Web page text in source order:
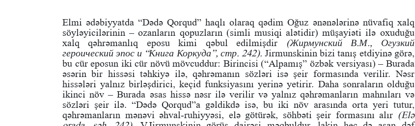
Elmi ədəbiyyatda “Dədə Qorqud” haqlı olaraq qədim Oğuz ənənələrinə nüvafiq xalq
söyləyicilərinin – ozanların qopuzların (simli musiqi alətidir) müşayiəti ilə oxuduğu
xalq qəhrəmanlıq eposu kimi qəbul edilmişdir (Жирмунский В.М., Огузкий
героический эпос и “Книга Коркуда”, стр. 242). Jirmunskinin bizi tanış etdiyinə görə,
bu cür eposun iki cür növü mövcuddur: Birincisi (“Alpamış” özbək versiyası) – Burada
əsərin bir hissəsi təhkiyə ilə, qəhrəmanın sözləri isə şeir formasında verilir. Nəsr
hissələri yalnız birləşdirici, keçid funksiyasını yerinə yetirir. Daha sonraların olduğu
ikinci növ – Burada əsas hissə nəsr ilə verilir və yalnız qəhrəmanların mahnıları və
sözləri şeir ilə. “Dədə Qorqud”a gəldikdə isə, bu iki növ arasında orta yeri tutur,
qəhrəmanların mənəvi əhval-ruhiyyəsi, elə götürək, söhbəti şeir formasını alır (Elə